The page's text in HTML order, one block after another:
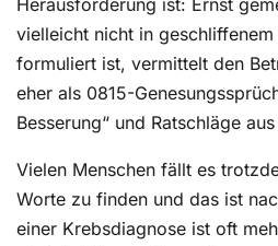
Herausforderung ist: Ernst
vielleicht nicht in
formuliert ist, vermittelt den
eher als 0815-
Besserung“ und Ratschläge
Vielen Menschen fällt es
Worte zu finden und das ist
einer Krebsdiagnose ist oft